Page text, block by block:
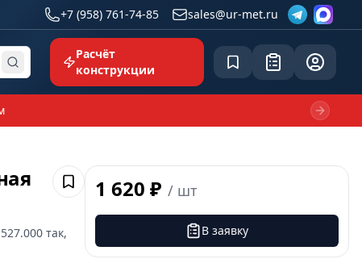
+7 (958) 761-74-85 sales@ur-met.ru
Расчёт
конструкции
Сохранённое
Заявка
Next
Сохранить
так,
1 620 ₽ / шт
В заявку